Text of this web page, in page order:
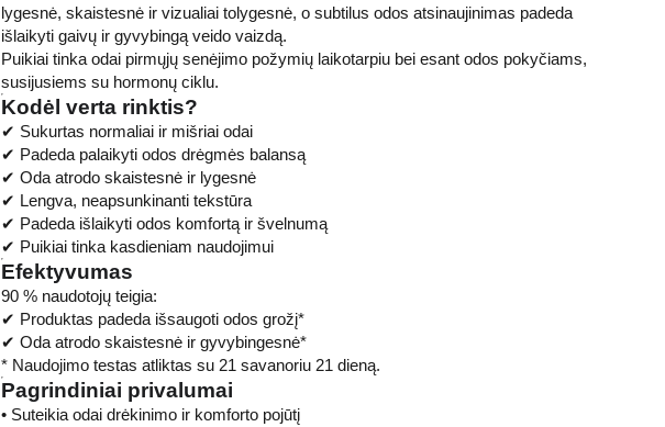
lygesnė, skaistesnė ir vizualiai tolygesnė, o subtilus odos atsinaujinimas padeda
išlaikyti gaivų ir gyvybingą veido vaizdą.
Puikiai tinka odai pirmųjų senėjimo požymių laikotarpiu bei esant odos pokyčiams,
susijusiems su hormonų ciklu.
Kodėl verta rinktis?
✔ Sukurtas normaliai ir mišriai odai
✔ Padeda palaikyti odos drėgmės balansą
✔ Oda atrodo skaistesnė ir lygesnė
✔ Lengva, neapsunkinanti tekstūra
✔ Padeda išlaikyti odos komfortą ir švelnumą
✔ Puikiai tinka kasdieniam naudojimui
Efektyvumas
90 % naudotojų teigia:
✔ Produktas padeda išsaugoti odos grožį*
✔ Oda atrodo skaistesnė ir gyvybingesnė*
* Naudojimo testas atliktas su 21 savanoriu 21 dieną.
Pagrindiniai privalumai
• Suteikia odai drėkinimo ir komforto pojūtį